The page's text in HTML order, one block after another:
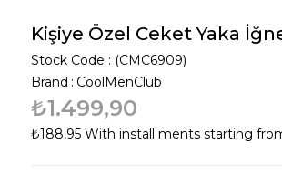
Kişiye Özel Ceket Yaka
Stock Code
(CMC6909)
Brand : CoolMenClub
₺1.499,90
₺188,95 With install ments starting